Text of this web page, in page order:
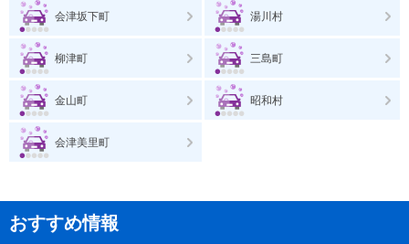
会津坂下町 湯川村
柳津町 三島町
金山町 昭和村
会津美里町
おすすめ情報